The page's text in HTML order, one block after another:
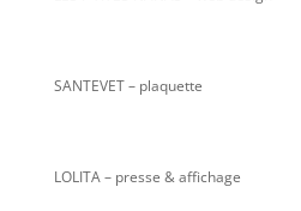
SANTEVET – plaquette
LOLITA – presse & affichage